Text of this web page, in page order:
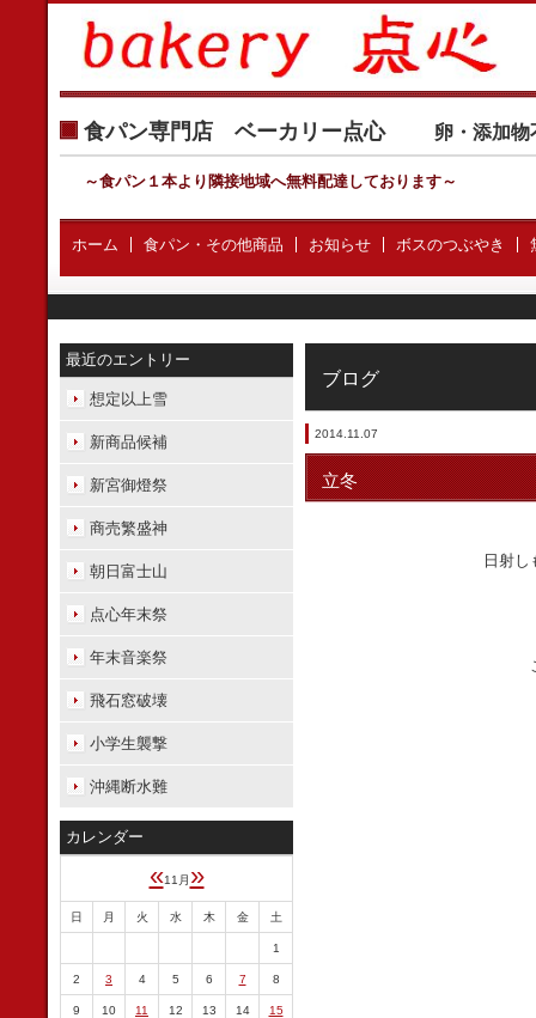
食パン専門店 ベーカリー点心 卵・添加
～食パン１本より隣接地域へ無料配達しております～
ホーム 食パン・その他商品 お知らせ ボスのつぶやき
ブログ
2014.11.07
立冬
日射
最近のエントリー
想定以上雪
新商品候補
新宮御燈祭
商売繁盛神
朝日富士山
点心年末祭
年末音楽祭
飛石窓破壊
小学生襲撃
沖縄断水難
カレンダー
«11月 »
日 月 火 水 木 金 土
1
2 3 4 5 6 7 8
9 10 11 12 13 14 15